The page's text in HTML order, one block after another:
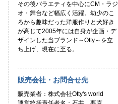
その後バラエティを中心にCM・ラジ
オ・舞台など幅広く活躍。幼少のこ
ろから趣味だった洋服作りと犬好き
が高じて2005年には自身が企画・デ
ザインした当ブランド～Otty～を立
ち上げ、現在に至る。
販売会社・お問合せ先
販売業者：株式会社Otty's world